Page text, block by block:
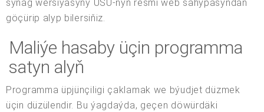
synag wersiýasyny USU-nyň resmi web sahypasyndan
göçürip alyp bilersiňiz.
Maliýe hasaby üçin programma
satyn alyň
Programma üpjünçiligi çaklamak we býudjet düzmek
üçin düzülendir. Bu ýagdaýda, geçen döwürdäki